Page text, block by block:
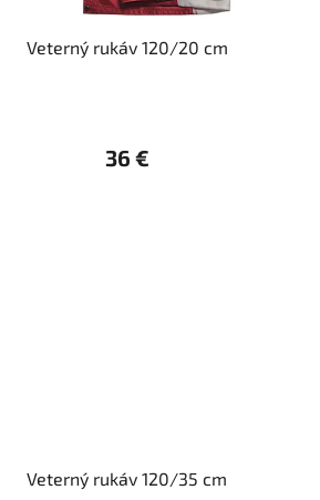
Veterný rukáv 120/20 cm
36 €
Veterný rukáv 120/35 cm